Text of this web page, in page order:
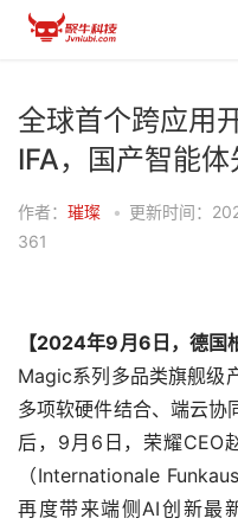
全球首个跨应用
IFA，国产智能
作者： 璀璨 • 更新时间：
361
【2024年9月6日，德国
Magic系列多品类旗舰级
多项软硬件结合、端云协
后，9月6日，荣耀CEO
（Internationale
再度带来端侧AI创新最